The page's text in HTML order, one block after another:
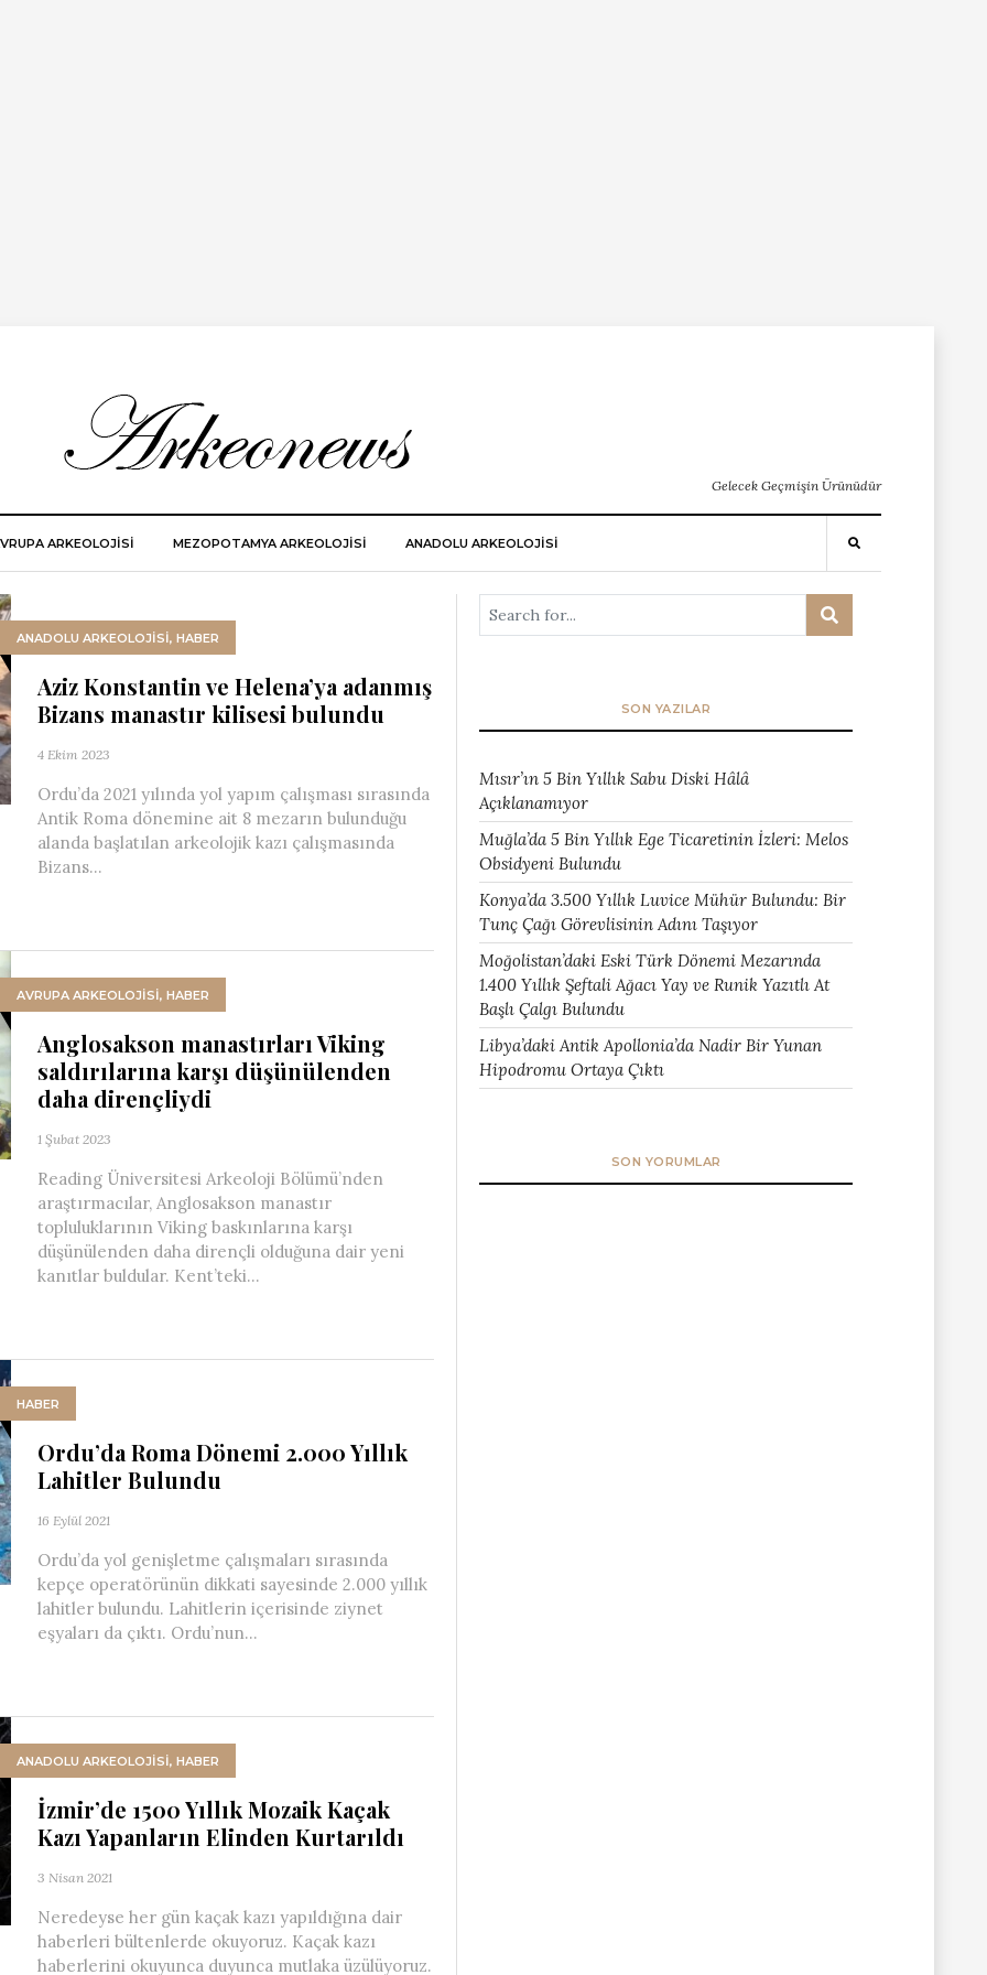
Gelecek Geçmişin Ürünüdür
ARKEOLOJISI MEZOPOTAMYA ARKEOLOJISI ANADOLU ARKEOLOJİSİ
ANADOLU ARKEOLOJİSİ, HABER
Aziz Konstantin ve Helena’ya adanmış
Bizans manastır kilisesi bulundu
4 Ekim 2023
Ordu’da 2021 yılında yol yapım çalışması sırasında
Antik Roma dönemine ait 8 mezarın bulunduğu
alanda başlatılan arkeolojik kazı çalışmasında
Bizans...
AVRUPA ARKEOLOJISI, HABER
Anglosakson manastırları Viking
saldırılarına karşı düşünülenden
daha dirençliydi
1 Şubat 2023
Reading Üniversitesi Arkeoloji Bölümü’nden
araştırmacılar, Anglosakson manastır
topluluklarının Viking baskınlarına karşı
düşünülenden daha dirençli olduğuna dair yeni
kanıtlar buldular. Kent’teki...
HABER
Ordu’da Roma Dönemi 2.000 Yıllık
Lahitler Bulundu
16 Eylül 2021
Ordu’da yol genişletme çalışmaları sırasında
kepçe operatörünün dikkati sayesinde 2.000 yıllık
lahitler bulundu. Lahitlerin içerisinde ziynet
eşyaları da çıktı. Ordu’nun...
ANADOLU ARKEOLOJİSİ, HABER
İzmir’de 1500 Yıllık Mozaik Kaçak
Kazı Yapanların Elinden Kurtarıldı
3 Nisan 2021
Neredeyse her gün kaçak kazı yapıldığına dair
haberleri bültenlerde okuyoruz. Kaçak kazı
haberlerini okuyunca duyunca mutlaka üzülüyoruz.
SON YAZILAR
Mısır’ın 5 Bin Yıllık Sabu Diski Hâlâ
Açıklanamıyor
Muğla’da 5 Bin Yıllık Ege Ticaretinin İzleri: Melos
Obsidyeni Bulundu
Konya’da 3.500 Yıllık Luvice Mühür Bulundu: Bir
Tunç Çağı Görevlisinin Adını Taşıyor
Moğolistan’daki Eski Türk Dönemi Mezarında
1.400 Yıllık Şeftali Ağacı Yay ve Runik Yazıtlı At
Başlı Çalgı Bulundu
Libya’daki Antik Apollonia’da Nadir Bir Yunan
Hipodromu Ortaya Çıktı
SON YORUMLAR